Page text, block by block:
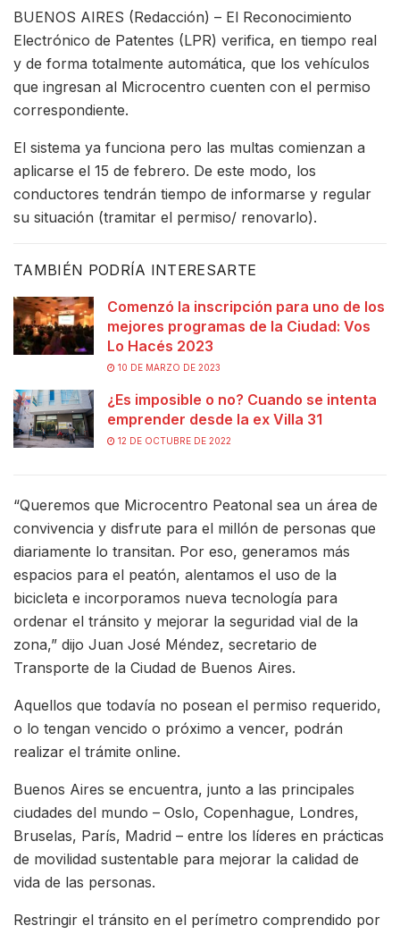
BUENOS AIRES (Redacción) – El Reconocimiento
Electrónico de Patentes (LPR) verifica, en tiempo real
y de forma totalmente automática, que los vehículos
que ingresan al Microcentro cuenten con el permiso
correspondiente.
El sistema ya funciona pero las multas comienzan a
aplicarse el 15 de febrero. De este modo, los
conductores tendrán tiempo de informarse y regular
su situación (tramitar el permiso/ renovarlo).
TAMBIÉN PODRÍA INTERESARTE
Comenzó la inscripción para uno de los
mejores programas de la Ciudad: Vos
Lo Hacés 2023
10 DE MARZO DE 2023
¿Es imposible o no? Cuando se intenta
emprender desde la ex Villa 31
12 DE OCTUBRE DE 2022
“Queremos que Microcentro Peatonal sea un área de
convivencia y disfrute para el millón de personas que
diariamente lo transitan. Por eso, generamos más
espacios para el peatón, alentamos el uso de la
bicicleta e incorporamos nueva tecnología para
ordenar el tránsito y mejorar la seguridad vial de la
zona,” dijo Juan José Méndez, secretario de
Transporte de la Ciudad de Buenos Aires.
Aquellos que todavía no posean el permiso requerido,
o lo tengan vencido o próximo a vencer, podrán
realizar el trámite online.
Buenos Aires se encuentra, junto a las principales
ciudades del mundo – Oslo, Copenhague, Londres,
Bruselas, París, Madrid – entre los líderes en prácticas
de movilidad sustentable para mejorar la calidad de
vida de las personas.
Restringir el tránsito en el perímetro comprendido por